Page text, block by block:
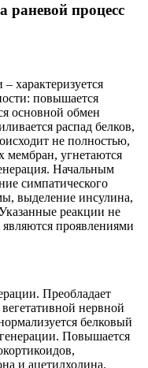
раневой процесс
характеризуется
повышается
основной обмен
распад белков,
не полностью,
мембран, угнетаются
Начальным
симпатического
выделение инсулина,
реакции не
проявлениями
Преобладает
нервной
белковый
Повышается
и ацетилхолина.